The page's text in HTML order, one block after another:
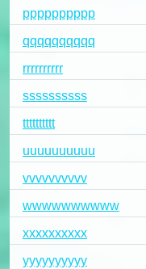
pppppppppp
qqqqqqqqqq
rrrrrrrrrr
ssssssssss
tttttttttt
uuuuuuuuuu
vvvvvvvvvv
wwwwwwwwww
xxxxxxxxxx
yyyyyyyyyy